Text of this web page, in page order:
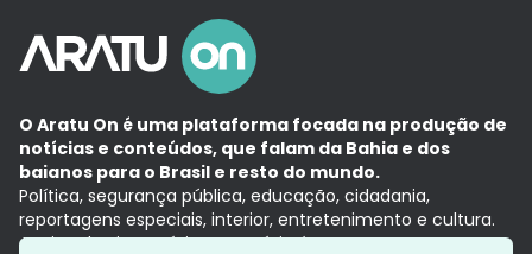
O Aratu On é uma plataforma focada na produção de
notícias e conteúdos, que falam da Bahia e dos
baianos para o Brasil e resto do mundo.
Política, segurança pública, educação, cidadania,
reportagens especiais, interior, entretenimento e cultura.
Aqui, tudo vira notícia e a notícia é no tempo presente,